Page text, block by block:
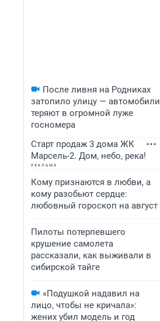
После ливня на Родниках
затопило улицу — автомобили
теряют в огромной луже
госномера
Старт продаж 3 дома ЖК
Марсель-2. Дом, небо, река!
Кому признаются в любви, а
кому разобьют сердце:
любовный гороскоп на август
Пилоты потерпевшего
крушение самолета
рассказали, как выживали в
сибирской тайге
«Подушкой надавил на
лицо, чтобы не кричала»:
жених убил модель и год